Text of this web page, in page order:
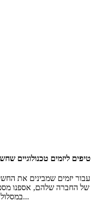
9 טיפים ליזמים טכנולוגיים
עבור יזמים שמבינים את
של החברה שלהם, אספנו
במסלול חייה של החברה, לטובת ייעול ההגנה על...